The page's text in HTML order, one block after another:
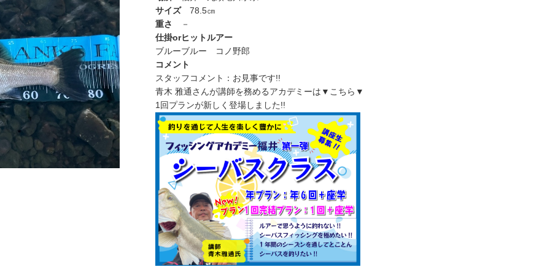
サイズ
78.5㎝
重さ
－
仕掛orヒットルアー
ブルーブルー コノ野郎
コメント
スタッフコメント：お見事です!!
青木 雅通さんが講師を務めるアカデミーは▼こちら▼
1回プランが新しく登場しました!!